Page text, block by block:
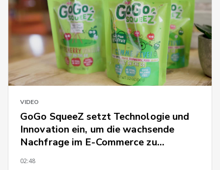
VIDEO
GoGo SqueeZ setzt Technologie und
Innovation ein, um die wachsende
Nachfrage im E-Commerce zu
02:48